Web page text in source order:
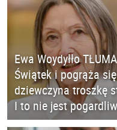
Ewa Woydyłło
Świątek i pogrąża
dziewczyna troszkę
I to nie jest